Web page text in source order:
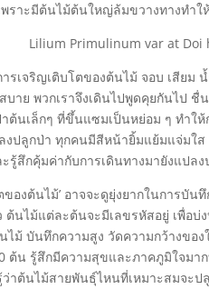
พราะมีต้นไม้ต้นใหญ่ล้มขวางทางทำ
เจริญเติบโตของต้นไม้ จอบ เสียม
บาย พวกเราจึงเดินไปพูดคุยกันไป
ต้นเล็กๆ ที่ขึ้นแซมเป็นหย่อม ๆ ทำใ
ลงปลูกป่า ทุกคนมีสีหน้ายิ้มแย้มแจ่ม
รู้สึกคุ้มค่ากับการเดินทางมายังแปล
องต้นไม้’ อาจจะดูยุ่งยากในการบัน
นไม้แต่ละต้นจะมีเลขรหัสอยู่ เพื่อบ่
ม้ บันทึกความสูง วัดความกว้างขอ
ต้น รู้สึกมีความสุขและภาคภูมิใจม
ว่าต้นไม้สายพันธุ์ไหนที่เหมาะสมจ